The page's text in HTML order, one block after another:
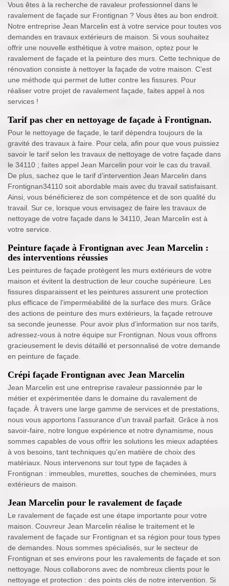
Vous êtes à la recherche de ravaleur professionnel dans le
ravalement de façade sur Frontignan ? Vous êtes au bon endroit.
Notre entreprise Jean Marcelin est à votre service pour toutes vos
demandes en travaux extérieurs de maison. Si vous souhaitez
offrir une nouvelle esthétique à votre maison, optez pour le
ravalement de façade et la peinture des murs. Cette technique de
rénovation consiste à nettoyer la façade de votre maison. C’est
une méthode qui permet de lutter contre les fissures. Pour
réaliser votre projet de ravalement façade, faites appel à nos
services !
Tarif pas cher en nettoyage de façade à Frontignan.
Pour le nettoyage de façade, le tarif dépendra toujours de la
gravité des travaux à faire. Pour cela, afin pour que vous puissiez
savoir le tarif selon les travaux de nettoyage de votre façade dans
le 34110 ; faites appel Jean Marcelin pour voir le cas du travail.
De plus, sachez que le tarif d’intervention Jean Marcelin dans
Frontignan34110 soit abordable mais avec du travail satisfaisant.
Ainsi, vous bénéficierez de son compétence et de son qualité du
travail. Sur ce, lorsque vous envisagez de faire les travaux de
nettoyage de votre façade dans le 34110, Jean Marcelin est à
votre service.
Peinture façade à Frontignan avec Jean Marcelin :
des interventions réussies
Les peintures de façade protègent les murs extérieurs de votre
maison et évitent la destruction de leur couche supérieure. Les
fissures disparaissent et les peintures assurent une protection
plus efficace de l'imperméabilité de la surface des murs. Grâce
des actions de peinture des murs extérieurs, la façade retrouve
sa seconde jeunesse. Pour avoir plus d’information sur nos tarifs,
adressez-vous à notre équipe sur Frontignan. Nous vous offrons
gracieusement le devis détaillé et personnalisé de votre demande
en peinture de façade.
Crépi façade Frontignan avec Jean Marcelin
Jean Marcelin est une entreprise ravaleur passionnée par le
métier et expérimentée dans le domaine du ravalement de
façade. À travers une large gamme de services et de prestations,
nous vous apportons l’assurance d’un travail parfait. Grâce à nos
savoir-faire, notre longue expérience et notre dynamisme, nous
sommes capables de vous offrir les solutions les mieux adaptées
à vos besoins, tant techniques qu'en matière de choix des
matériaux. Nous intervenons sur tout type de façades à
Frontignan : immeubles, murettes, souches de cheminées, murs
extérieurs de maison.
Jean Marcelin pour le ravalement de façade
Le ravalement de façade est une étape importante pour votre
maison. Couvreur Jean Marcelin réalise le traitement et le
ravalement de façade sur Frontignan et sa région pour tous types
de demandes. Nous sommes spécialisés, sur le secteur de
Frontignan et ses environs pour les ravalements de façade et son
nettoyage. Nous collaborons avec de nombreux clients pour le
nettoyage et protection : des points clés de notre intervention. Si